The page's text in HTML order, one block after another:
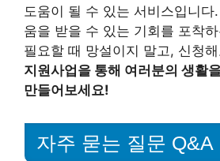
도움이 될 수 있는 서비스입니다
움을 받을 수 있는 기회를 포착
필요할 때 망설이지 말고, 신청
지원사업을 통해 여러분의 생활
만들어보세요!
자주 묻는 질문 Q&A